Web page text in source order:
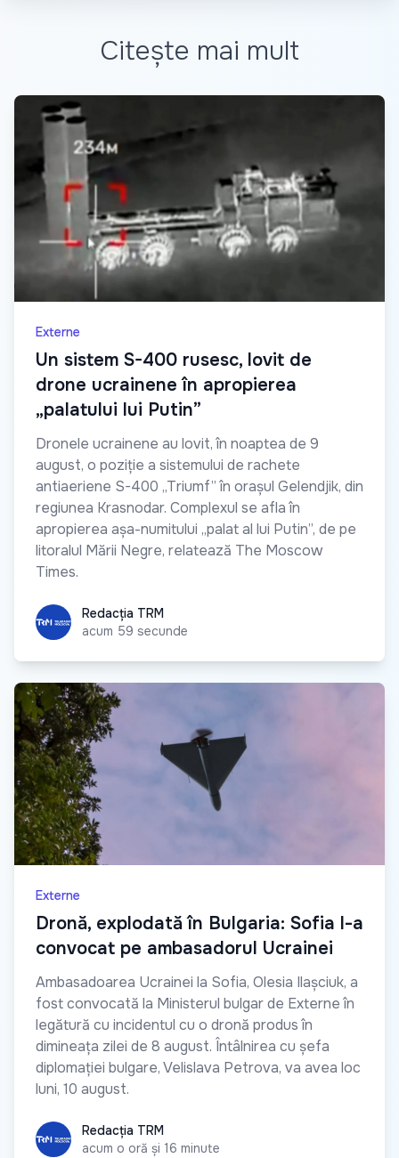
Citește mai mult
Externe
Un sistem S-400 rusesc, lovit de
drone ucrainene în apropierea
„palatului lui Putin”
Dronele ucrainene au lovit, în noaptea de 9
august, o poziție a sistemului de rachete
antiaeriene S-400 „Triumf” în orașul Gelendjik, din
regiunea Krasnodar. Complexul se afla în
apropierea așa-numitului „palat al lui Putin”, de pe
litoralul Mării Negre, relatează The Moscow
Times.
Redacția TRM
Redacția TRM
acum 59 secunde
Externe
Dronă, explodată în Bulgaria: Sofia l-a
convocat pe ambasadorul Ucrainei
Ambasadoarea Ucrainei la Sofia, Olesia Ilașciuk, a
fost convocată la Ministerul bulgar de Externe în
legătură cu incidentul cu o dronă produs în
dimineața zilei de 8 august. Întâlnirea cu șefa
diplomației bulgare, Velislava Petrova, va avea loc
luni, 10 august.
Redacția TRM
Redacția TRM
acum o oră și 16 minute